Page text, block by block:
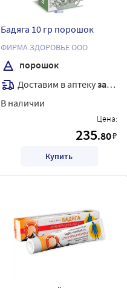
Бадяга 10 гр порошок
ФИРМА ЗДОРОВЬЕ ООО
порошок
Доставим в аптекузавтра
В наличии
Цена:
235.80₽
Купить